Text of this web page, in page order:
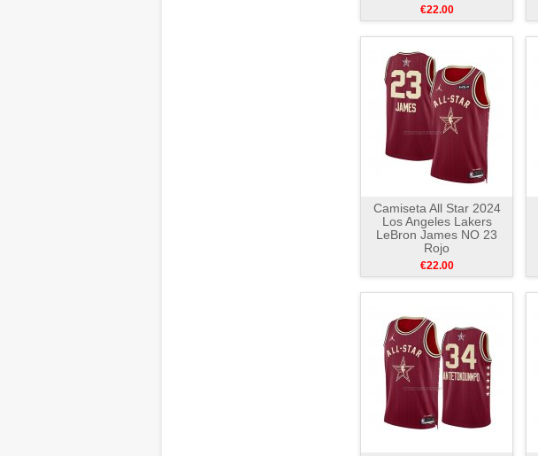
€22.00
Camiseta All Star 2024
Los Angeles Lakers
LeBron James NO 23
Rojo
€22.00